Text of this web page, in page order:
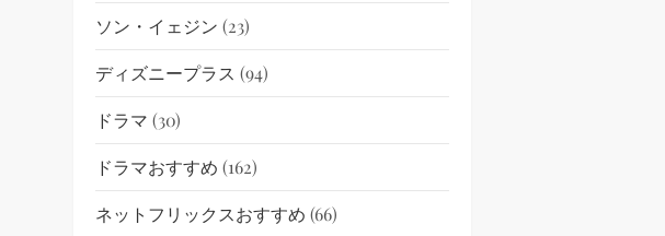
ソン・イェジン (23)
ディズニープラス (94)
ドラマ (30)
ドラマおすすめ (162)
ネットフリックスおすすめ (66)